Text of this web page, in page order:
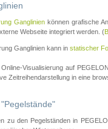
Ganglinien können grafische
Webseite integriert werden. (
Ganglinien kann in statischer
Visualisierung auf
Zeitreihendarstellung in eine
zu den Pegelständen in